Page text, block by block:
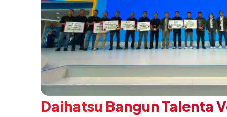
Daihatsu Bangun Talenta